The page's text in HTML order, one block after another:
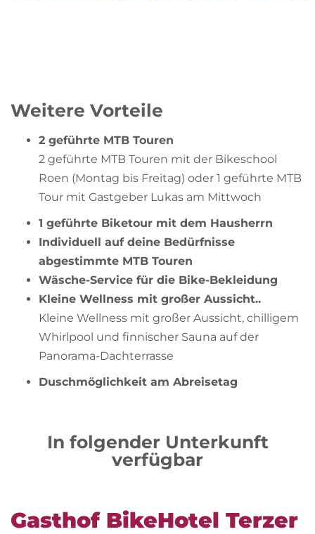
Weitere Vorteile
2 geführte MTB Touren
2 geführte MTB Touren mit der Bikeschool
Roen (Montag bis Freitag) oder 1 geführte MTB
Tour mit Gastgeber Lukas am Mittwoch
1 geführte Biketour mit dem Hausherrn
Individuell auf deine Bedürfnisse
abgestimmte MTB Touren
Wäsche-Service für die Bike-Bekleidung
Kleine Wellness mit großer Aussicht..
Kleine Wellness mit großer Aussicht, chilligem
Whirlpool und finnischer Sauna auf der
Panorama-Dachterrasse
Duschmöglichkeit am Abreisetag
In folgender Unterkunft
verfügbar
Gasthof BikeHotel Terzer